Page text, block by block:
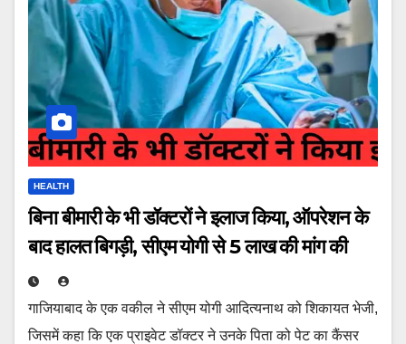
HEALTH
बिना बीमारी के भी डॉक्टरों ने इलाज किया, ऑपरेशन के
बाद हालत बिगड़ी, सीएम योगी से 5 लाख की मांग की
गाजियाबाद के एक वकील ने सीएम योगी आदित्यनाथ को शिकायत भेजी,
जिसमें कहा कि एक प्राइवेट डॉक्टर ने उनके पिता को पेट का कैंसर